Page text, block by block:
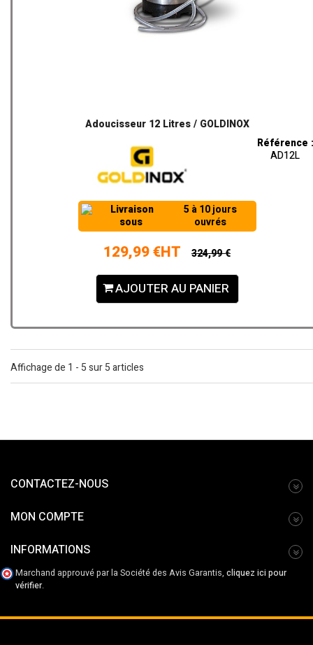
Adoucisseur 12 Litres / GOLDINOX
Référence :
AD12L
Livraison
sous
5 à 10 jours
ouvrés
129,99 €HT 324,99 €
AJOUTER AU PANIER
Affichage de 1 - 5 sur 5 articles
CONTACTEZ-NOUS
MON COMPTE
INFORMATIONS
Marchand approuvé par la Société des Avis Garantis, cliquez ici pour
vérifier.